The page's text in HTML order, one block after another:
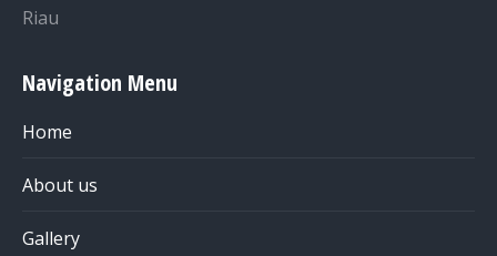
Riau
Navigation Menu
Home
About us
Gallery